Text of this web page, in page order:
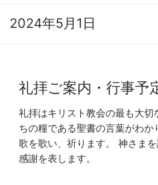
2024年5月1日
礼拝ご案内・行事
礼拝はキリスト教会の最も大
ちの糧である聖書の言葉がわ
歌を歌い、祈ります。 神さま
感謝を表します。